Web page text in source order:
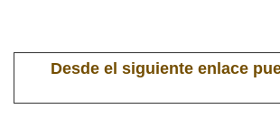
Desde el siguiente enlace